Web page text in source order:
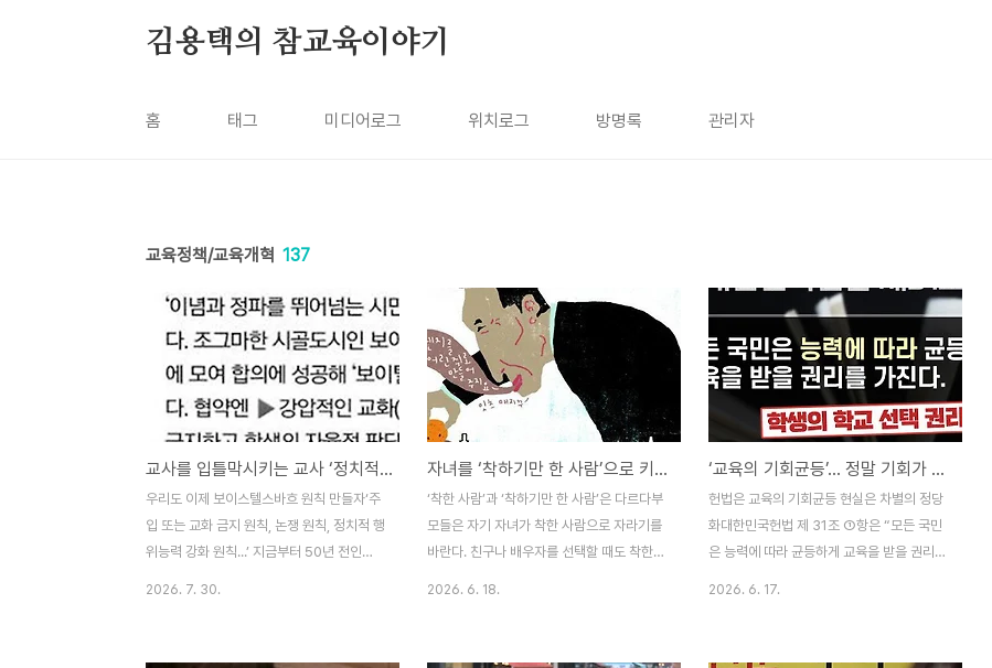
김용택의 참교육이야기
홈 태그 미디어로그 위치로그 방명록 관리자
교육정책/교육개혁 137
교사를 입틀막시키는 교사 ‘정치적 기본권’ 보장해야
우리도 이제 보이스텔스바흐 원칙 만들자‘주
입 또는 교화 금지 원칙, 논쟁 원칙, 정치적 행
위능력 강화 원칙...’ 지금부터 50년 전인
2026. 7. 30.
자녀를 ‘착하기만 한 사람’으로 키우지 마세요
‘착한 사람’과 ‘착하기만 한 사람’은 다르다부
모들은 자기 자녀가 착한 사람으로 자라기를
바란다. 친구나 배우자를 선택할 때도 착한사
2026. 6. 18.
‘교육의 기회균등’… 정말 기회가 균등한가?
헌법은 교육의 기회균등 현실은 차별의 정당
화대한민국헌법 제 31조 ①항은 “모든 국민
은 능력에 따라 균등하게 교육을 받을 권리를
2026. 6. 17.